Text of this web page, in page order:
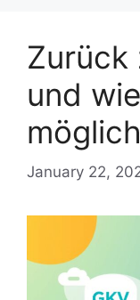
Zurück
und
January 22,